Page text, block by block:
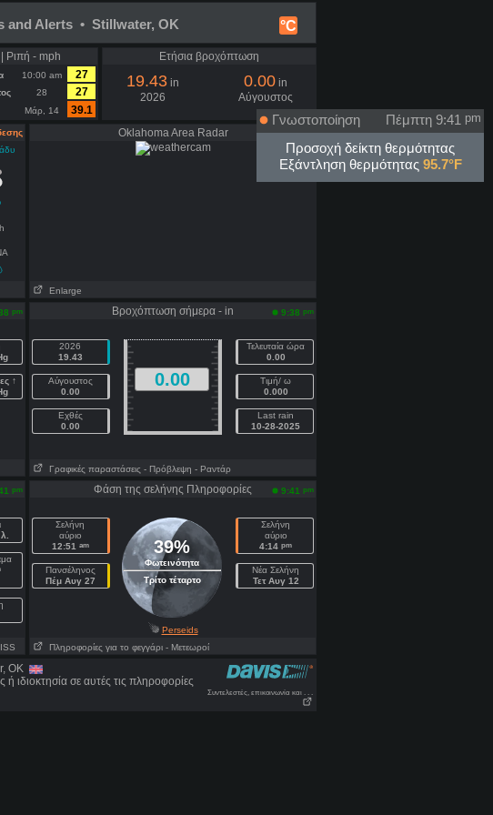
°C
and Alerts • Stillwater, OK
Ριπή - mph
10:00 am
27
28
27
Μάρ, 14 39.1
Ετήσια βροχόπτωση
19.43 in
2026
0.00in
Αύγουστος
Oklahoma Area Radar
Enlarge
pm
↑
Βροχόπτωση σήμερα - in 9:38 pm
2026
19.43
Αύγουστος
0.00
Εχθές
0.00
0.00
Τελευταία ώρα
0.00
Τιμή/ ω
0.000
Last rain
10-28-2025
Γραφικές παραστάσεις - Πρόβλεψη - Ραντάρ
pm Φάση της σελήνης Πληροφορίες 9:41 pm
Σελήνη
αύριο
12:51 am
Πανσέληνος
Πέμ Αυγ 27
39%
Φωτεινότητα
Τρίτο τέταρτο
Σελήνη
αύριο
4:14 pm
Νέα Σελήνη
Τετ Αυγ 12
Perseids
Πληροφορίες για το φεγγάρι - Μετεωροί
OK
σε αυτές τις πληροφορίες
Συντελεστές, επικοινωνία και . . .
Γνωστοποίηση Πέμπτη 9:41 pm
Προσοχή δείκτη θερμότητας
Εξάντληση θερμότητας 95.7°F